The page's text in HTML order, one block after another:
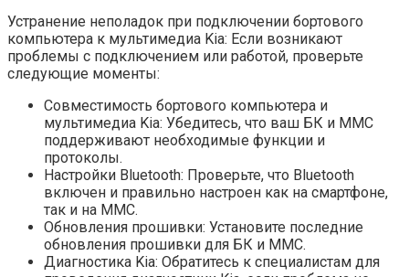
Устранение неполадок при подключении бортового
компьютера к мультимедиа Kia: Если возникают
проблемы с подключением или работой, проверьте
следующие моменты:
Совместимость бортового компьютера и
мультимедиа Kia: Убедитесь, что ваш БК и ММС
поддерживают необходимые функции и
протоколы.
Настройки Bluetooth: Проверьте, что Bluetooth
включен и правильно настроен как на смартфоне,
так и на ММС.
Обновления прошивки: Установите последние
обновления прошивки для БК и ММС.
Диагностика Kia: Обратитесь к специалистам для